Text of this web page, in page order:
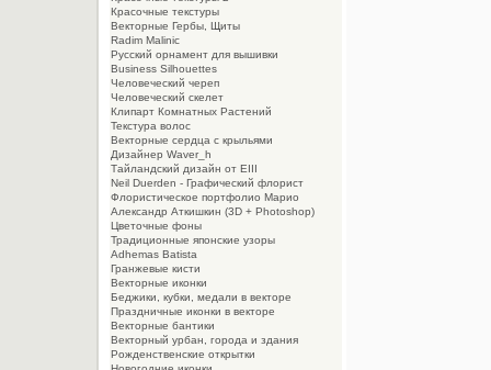
Красочные текстуры
Векторные Гербы, Щиты
Radim Malinic
Русский орнамент для вышивки
Business Silhouettes
Человеческий череп
Человеческий скелет
Клипарт Комнатных Растений
Текстура волос
Векторные сердца с крыльями
Дизайнер Waver_h
Тайландский дизайн от EIII
Neil Duerden - Графический флорист
Флористическое портфолио Марио
Александр Аткишкин (3D + Photoshop)
Цветочные фоны
Традиционные японские узоры
Adhemas Batista
Гранжевые кисти
Векторные иконки
Беджики, кубки, медали в векторе
Праздничные иконки в векторе
Векторные бантики
Векторный урбан, города и здания
Рожденственские открытки